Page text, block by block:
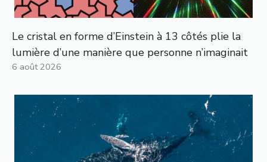
Le cristal en forme d’Einstein à 13 côtés plie la
lumière d’une manière que personne n’imaginait
6 août 2026